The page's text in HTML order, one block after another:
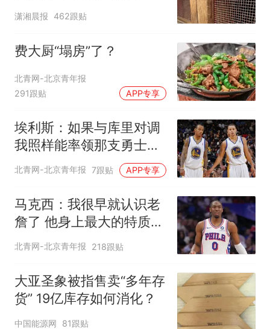
分石窟受特别保护，游客
潇湘晨报 462跟贴
费大厨“塌房”了？
北青网-北京青年报
291跟贴
APP专享
埃利斯：如果与库里对调
我照样能率领那支勇士取
得现在的成就
北青网-北京青年报 7跟贴 APP专享
马克西：我很早就认识老
詹了 他身上最大的特质就
是谦逊
北青网-北京青年报 218跟贴
大亚圣象被指售卖“多年存
货” 19亿库存如何消化？
中国能源网 81跟贴